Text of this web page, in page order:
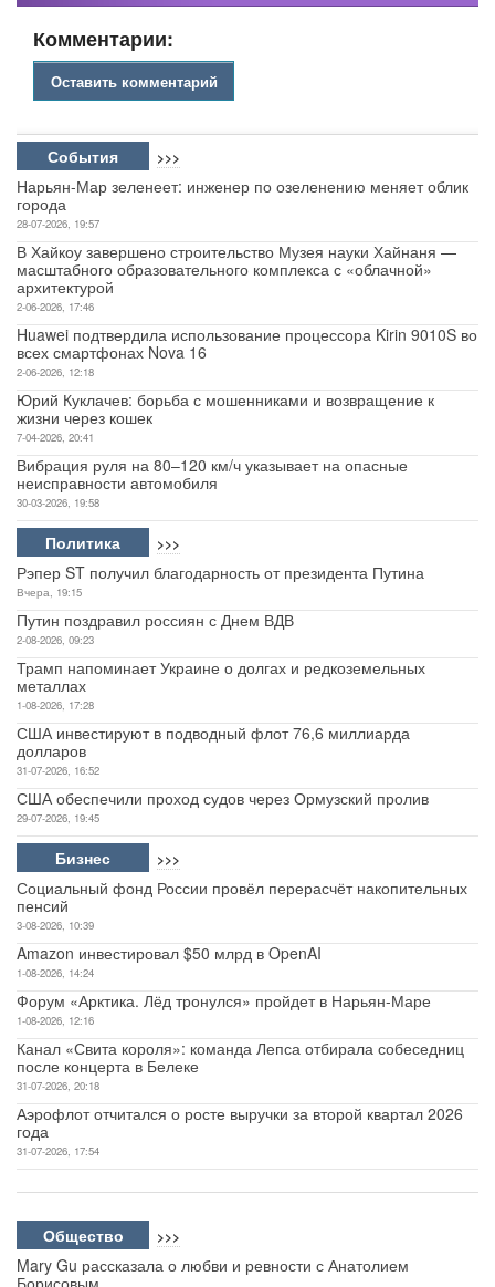
Комментарии:
Оставить комментарий
События >>>
Нарьян-Мар зеленеет: инженер по озеленению меняет облик
города
28-07-2026, 19:57
В Хайкоу завершено строительство Музея науки Хайнаня —
масштабного образовательного комплекса с «облачной»
архитектурой
2-06-2026, 17:46
Huawei подтвердила использование процессора Kirin 9010S во
всех смартфонах Nova 16
2-06-2026, 12:18
Юрий Куклачев: борьба с мошенниками и возвращение к
жизни через кошек
7-04-2026, 20:41
Вибрация руля на 80–120 км/ч указывает на опасные
неисправности автомобиля
30-03-2026, 19:58
Политика >>>
Рэпер ST получил благодарность от президента Путина
Вчера, 19:15
Путин поздравил россиян с Днем ВДВ
2-08-2026, 09:23
Трамп напоминает Украине о долгах и редкоземельных
металлах
1-08-2026, 17:28
США инвестируют в подводный флот 76,6 миллиарда
долларов
31-07-2026, 16:52
США обеспечили проход судов через Ормузский пролив
29-07-2026, 19:45
Бизнес >>>
Социальный фонд России провёл перерасчёт накопительных
пенсий
3-08-2026, 10:39
Amazon инвестировал $50 млрд в OpenAI
1-08-2026, 14:24
Форум «Арктика. Лёд тронулся» пройдет в Нарьян-Маре
1-08-2026, 12:16
Канал «Свита короля»: команда Лепса отбирала собеседниц
после концерта в Белеке
31-07-2026, 20:18
Аэрофлот отчитался о росте выручки за второй квартал 2026
года
31-07-2026, 17:54
Общество >>>
Mary Gu рассказала о любви и ревности с Анатолием
Борисовым